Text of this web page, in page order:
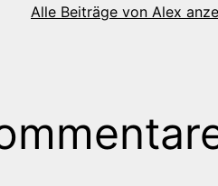
Alle Beiträge von Alex